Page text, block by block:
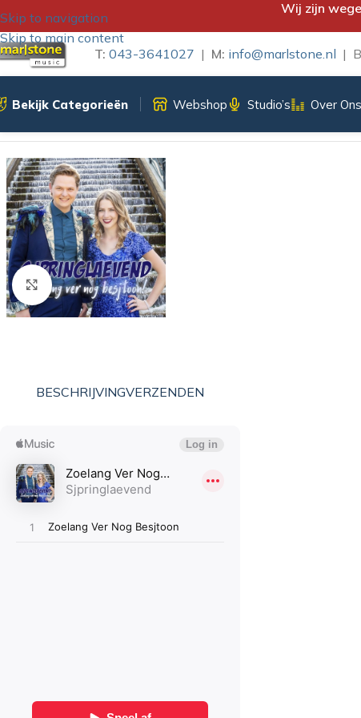
Skip to navigation
Skip to main content
Wij zijn
T: 043-3641027 | M: info@marlstone.nl |
Bekijk Categorieën Webshop Studio’s Over Ons
Klik om te vergroten
BESCHRIJVINGVERZENDEN